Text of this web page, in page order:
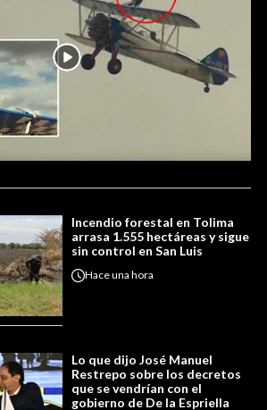
Incendio forestal en Tolima
arrasa 1.555 hectáreas y sigue
sin control en San Luis
Haceuna hora
Lo que dijo José Manuel
Restrepo sobre los decretos
que se vendrían con el
gobierno de De la Espriella